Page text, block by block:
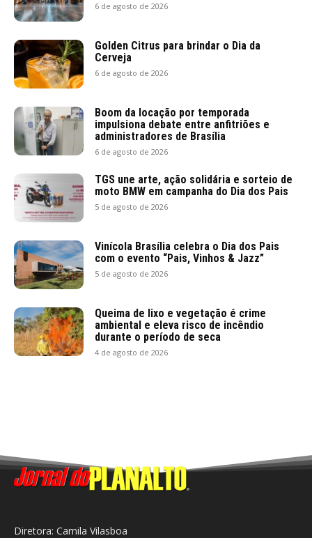
6 de agosto de 2026
Golden Citrus para brindar o Dia da
Cerveja
6 de agosto de 2026
Boom da locação por temporada
impulsiona debate entre anfitriões e
administradores de Brasília
6 de agosto de 2026
TGS une arte, ação solidária e sorteio de
moto BMW em campanha do Dia dos Pais
5 de agosto de 2026
Vinícola Brasília celebra o Dia dos Pais
com o evento “Pais, Vinhos & Jazz”
5 de agosto de 2026
Queima de lixo e vegetação é crime
ambiental e eleva risco de incêndio
durante o período de seca
4 de agosto de 2026
Diretora: Camila Vilasboa